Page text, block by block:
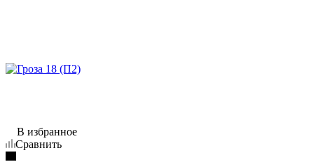
В избранное
Сравнить